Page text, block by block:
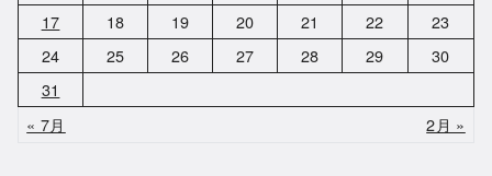
17
18 19 20 21 22
23
24
25 26 27 28 29
30
31
« 7月
2月 »